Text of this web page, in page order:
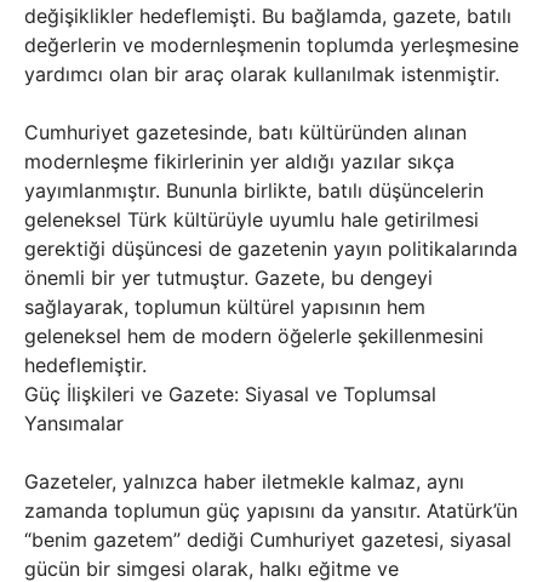
değişiklikler hedeflemişti. Bu bağlamda, gazete, batılı
değerlerin ve modernleşmenin toplumda yerleşmesine
yardımcı olan bir araç olarak kullanılmak istenmiştir.
Cumhuriyet gazetesinde, batı kültüründen alınan
modernleşme fikirlerinin yer aldığı yazılar sıkça
yayımlanmıştır. Bununla birlikte, batılı düşüncelerin
geleneksel Türk kültürüyle uyumlu hale getirilmesi
gerektiği düşüncesi de gazetenin yayın politikalarında
önemli bir yer tutmuştur. Gazete, bu dengeyi
sağlayarak, toplumun kültürel yapısının hem
geleneksel hem de modern öğelerle şekillenmesini
hedeflemiştir.
Güç İlişkileri ve Gazete: Siyasal ve Toplumsal
Yansımalar
Gazeteler, yalnızca haber iletmekle kalmaz, aynı
zamanda toplumun güç yapısını da yansıtır. Atatürk’ün
“benim gazetem” dediği Cumhuriyet gazetesi, siyasal
gücün bir simgesi olarak, halkı eğitme ve